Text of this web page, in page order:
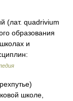
(лат. quadrivium
образования
и
школе,